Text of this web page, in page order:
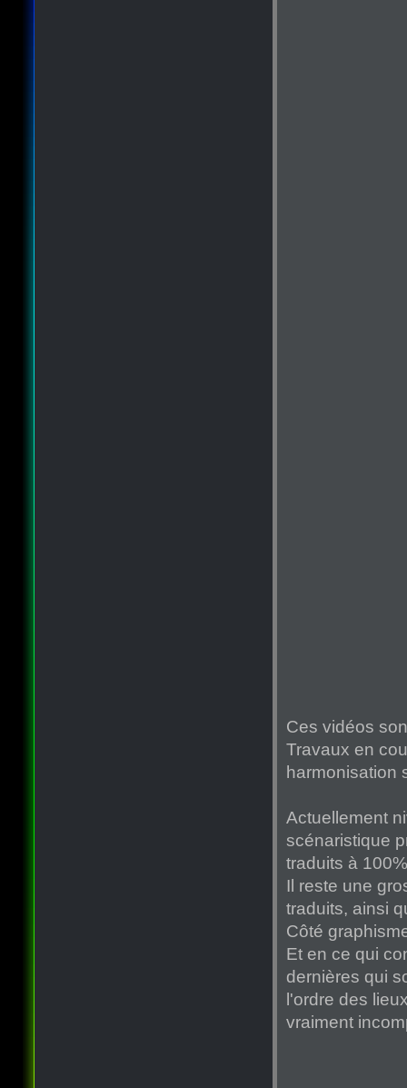
Ces vidéos
Travaux en
harmonisation
Actuellement
scénaristique
traduits à
Il reste une
traduits, ainsi
Côté
Et en ce qui
dernières qui
l'ordre des
vraiment